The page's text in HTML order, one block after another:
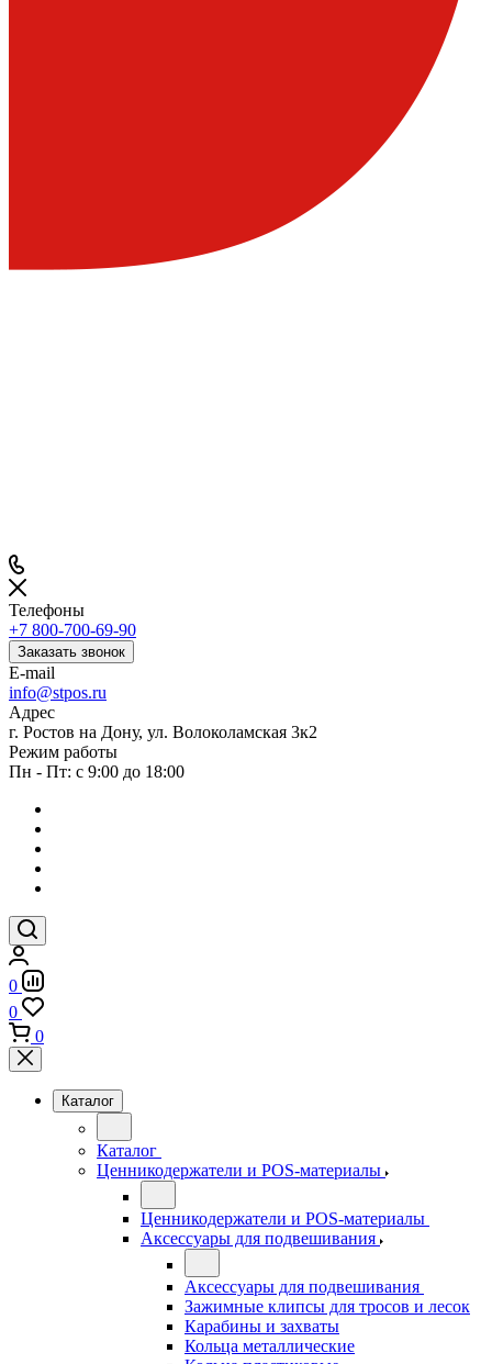
Телефоны
+7 800-700-69-90
Заказать звонок
E-mail
info@stpos.ru
Адрес
г. Ростов на Дону, ул. Волоколамская 3к2
Режим работы
Пн - Пт: с 9:00 до 18:00
0
0
0
Каталог
Каталог
Ценникодержатели и POS-материалы
Ценникодержатели и POS-материалы
Аксессуары для подвешивания
Аксессуары для подвешивания
Зажимные клипсы для тросов и лесок
Карабины и захваты
Кольца металлические